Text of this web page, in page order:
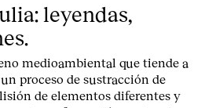
Index
leyendas,
medioambiental que tiende a
proceso de sustracción de
de elementos diferentes y